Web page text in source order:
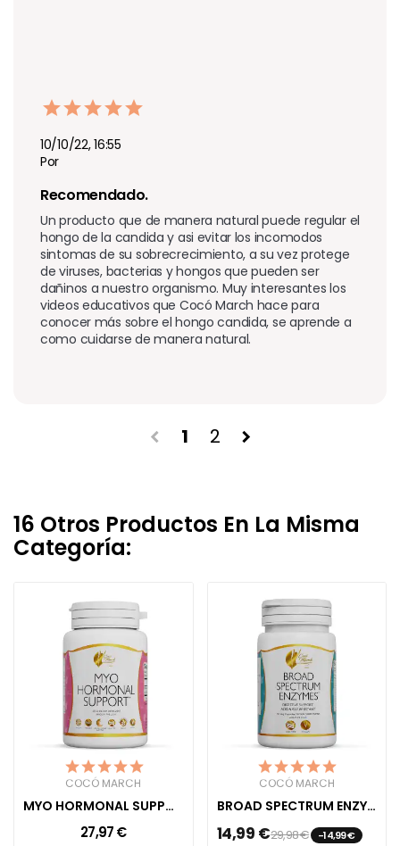
10/10/22, 16:55
Por
Recomendado.
Un producto que de manera natural puede regular el
hongo de la candida y asi evitar los incomodos
sintomas de su sobrecrecimiento, a su vez protege
de viruses, bacterias y hongos que pueden ser
dañinos a nuestro organismo. Muy interesantes los
videos educativos que Cocó March hace para
conocer más sobre el hongo candida, se aprende a
como cuidarse de manera natural.
chevron_left 1 2 chevron_right
16 Otros Productos En La Misma
Categoría:
COCÓ MARCH
MYO HORMONAL SUPPORT
27,97 €
COCÓ MARCH
BROAD SPECTRUM ENZYMES
14,99 €29,98 € -14,99 €